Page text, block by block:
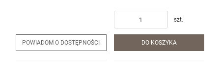
POWIADOM O DOSTĘPNOŚCI
szt.
DO KOSZYKA